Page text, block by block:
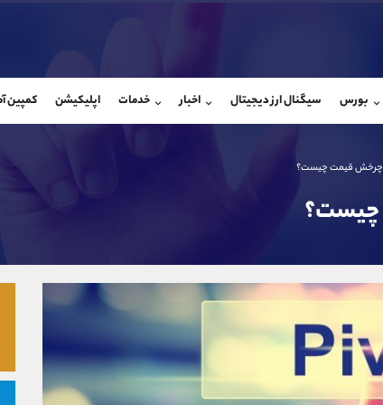
بورس سیگنال ارز دیجیتال اخبار خدمات اپلیکیشن کمپین
@Armteam_admin_103